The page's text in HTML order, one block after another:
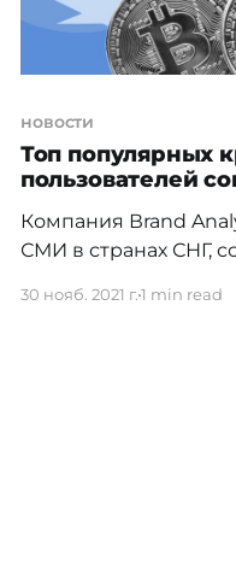
выпущена
двором и отличается
новости
Топ популярных
пользователей
Компания Вrand
СМИ в странах СНГ,
пользователей
30 нояб. 2021 г.1 min read